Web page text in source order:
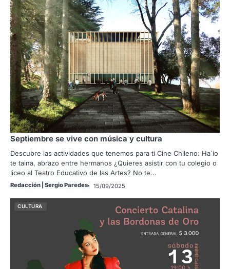
Septiembre se vive con música y cultura
Descubre las actividades que tenemos para ti Cine Chileno: Ha`io
te taina, abrazo entre hermanos ¿Quieres asistir con tu colegio o
liceo al Teatro Educativo de las Artes? No te…
Redacción | Sergio Paredes 15/09/2025
CULTURA